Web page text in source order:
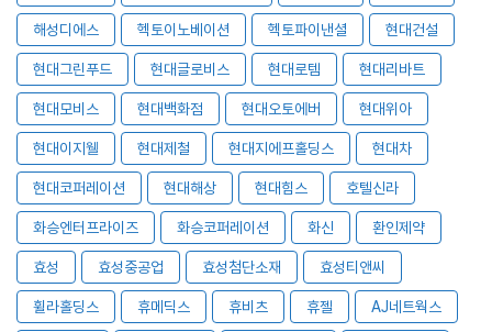
해성디에스 헥토이노베이션 헥토파이낸셜 현대건설
현대그린푸드 현대글로비스 현대로템 현대리바트
현대모비스 현대백화점 현대오토에버 현대위아
현대이지웰 현대제철 현대지에프홀딩스 현대차
현대코퍼레이션 현대해상 현대힘스 호텔신라
화승엔터프라이즈 화승코퍼레이션 화신 환인제약
효성 효성중공업 효성첨단소재 효성티앤씨
휠라홀딩스 휴메딕스 휴비츠 휴젤 AJ네트웍스